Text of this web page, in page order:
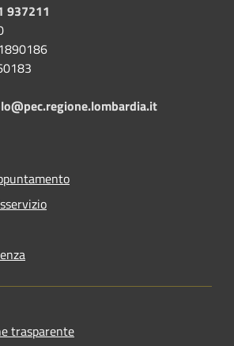
937211
trasparente